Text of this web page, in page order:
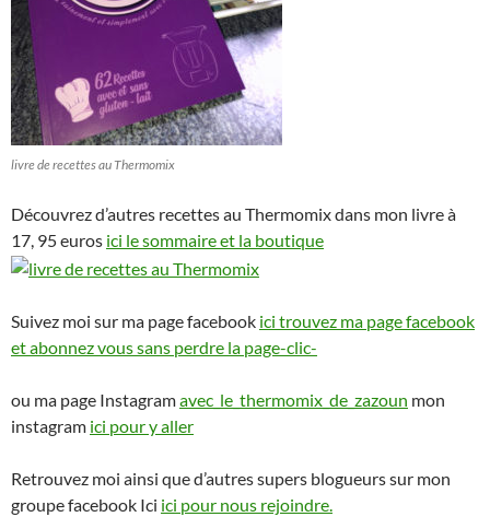
livre de recettes au Thermomix
Découvrez d’autres recettes au Thermomix dans mon livre à
17, 95 euros ici le sommaire et la boutique
Suivez moi sur ma page facebook ici trouvez ma page facebook
et abonnez vous sans perdre la page-clic-
ou ma page Instagramavec_le_thermomix_de_zazoun mon
instagram ici pour y aller
Retrouvez moi ainsi que d’autres supers blogueurs sur mon
groupe facebook Ici ici pour nous rejoindre.